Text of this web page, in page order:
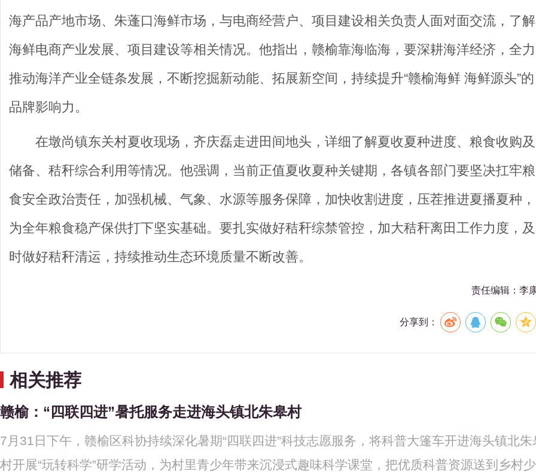
海产品产地市场、朱蓬口海鲜市场，与电商经营户、项目建设相关负责人面对面交流，了解
海鲜电商产业发展、项目建设等相关情况。他指出，赣榆靠海临海，要深耕海洋经济，全力
推动海洋产业全链条发展，不断挖掘新动能、拓展新空间，持续提升“赣榆海鲜 海鲜源头”的
品牌影响力。
在墩尚镇东关村夏收现场，齐庆磊走进田间地头，详细了解夏收夏种进度、粮食收购及
储备、秸秆综合利用等情况。他强调，当前正值夏收夏种关键期，各镇各部门要坚决扛牢粮
食安全政治责任，加强机械、气象、水源等服务保障，加快收割进度，压茬推进夏播夏种，
为全年粮食稳产保供打下坚实基础。要扎实做好秸秆综禁管控，加大秸秆离田工作力度，及
时做好秸秆清运，持续推动生态环境质量不断改善。
责任编辑：李
分享到：
相关推荐
赣榆：“四联四进”暑托服务走进海头镇北朱皋村
7月31日下午，赣榆区科协持续深化暑期“四联四进”科技志愿服务，将科普大篷车开进海头镇北朱
村开展“玩转科学”研学活动，为村里青少年带来沉浸式趣味科学课堂，把优质科普资源送到乡村少